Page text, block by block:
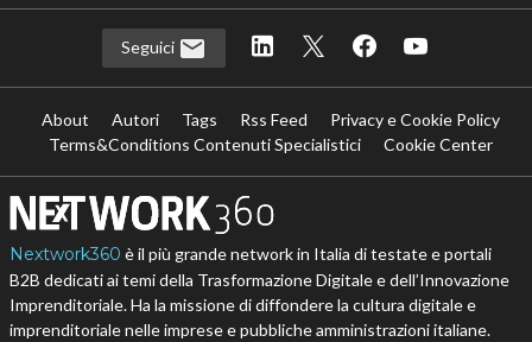
Seguici
About Autori Tags Rss Feed
Privacy e Cookie Policy
Terms&Conditions Contenuti Specialistici
Cookie Center
Nextwork360 è il più grande network in Italia di testate e portali
B2B dedicati ai temi della Trasformazione Digitale e dell’Innovazione
Imprenditoriale. Ha la missione di diffondere la cultura digitale e
imprenditoriale nelle imprese e pubbliche amministrazioni italiane.